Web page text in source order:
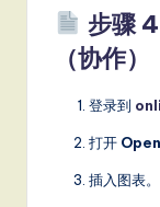
步骤
（协作）
登录到
打开
插入图表。